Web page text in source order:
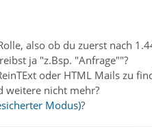
also ob du zuerst nach
ja "z.Bsp. "Anfrage""?
oder HTML Mails zu
weitere nicht mehr?
Modus)?